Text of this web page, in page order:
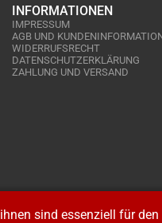
INFORMATIONEN
IMPRESSUM
AGB UND
WIDERRUFSRECHT
DATENSCHUTZERKLÄRUNG
ZAHLUNG UND VERSAND
sind essenziell für